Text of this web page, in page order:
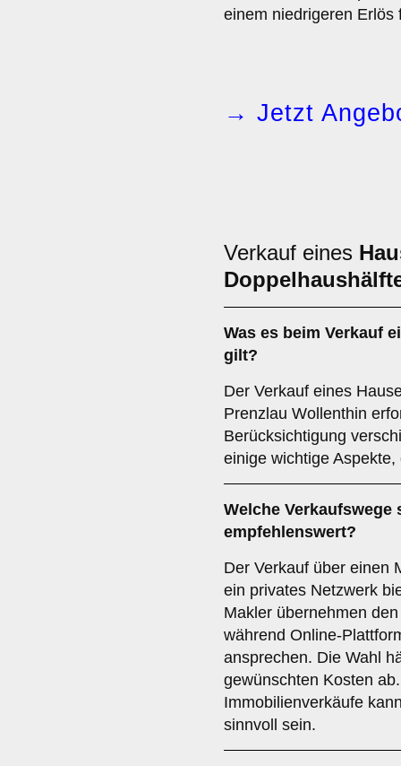
einem niedrigeren Erlös
→ Jetzt
Verkauf eines
Was es beim Verkauf
gilt?
Der Verkauf eines
Prenzlau Wollenthin
Berücksichtigung
einige wichtige
Welche
empfehlenswert?
Der Verkauf über einen
ein privates Netzwerk
Makler übernehmen
während Online-
ansprechen. Die Wahl
gewünschten Kosten
Immobilienverkäufe
sinnvoll sein.